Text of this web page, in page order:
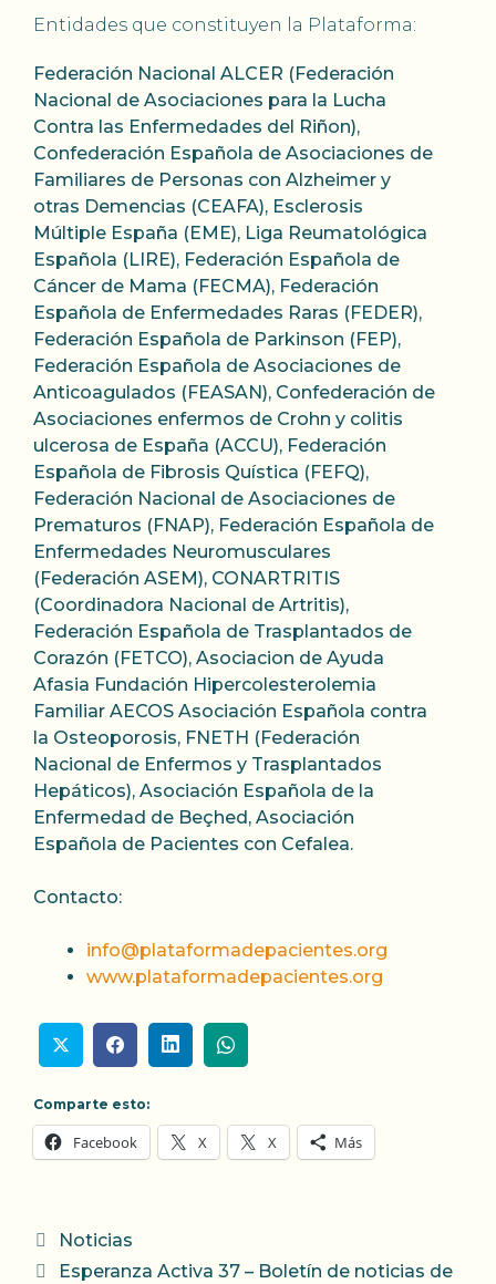
Entidades que constituyen la Plataforma:
Federación Nacional ALCER (Federación
Nacional de Asociaciones para la Lucha
Contra las Enfermedades del Riñon),
Confederación Española de Asociaciones de
Familiares de Personas con Alzheimer y
otras Demencias (CEAFA), Esclerosis
Múltiple España (EME), Liga Reumatológica
Española (LIRE), Federación Española de
Cáncer de Mama (FECMA), Federación
Española de Enfermedades Raras (FEDER),
Federación Española de Parkinson (FEP),
Federación Española de Asociaciones de
Anticoagulados (FEASAN), Confederación de
Asociaciones enfermos de Crohn y colitis
ulcerosa de España (ACCU), Federación
Española de Fibrosis Quística (FEFQ),
Federación Nacional de Asociaciones de
Prematuros (FNAP), Federación Española de
Enfermedades Neuromusculares
(Federación ASEM), CONARTRITIS
(Coordinadora Nacional de Artritis),
Federación Española de Trasplantados de
Corazón (FETCO), Asociacion de Ayuda
Afasia Fundación Hipercolesterolemia
Familiar AECOS Asociación Española contra
la Osteoporosis, FNETH (Federación
Nacional de Enfermos y Trasplantados
Hepáticos), Asociación Española de la
Enfermedad de Beçhed, Asociación
Española de Pacientes con Cefalea.
Contacto:
info@plataformadepacientes.org
www.plataformadepacientes.org
Comparte esto:
Facebook X X Más
Categorías
Noticias
Esperanza Activa 37 – Boletín de noticias de